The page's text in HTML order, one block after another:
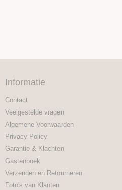
Informatie
Contact
Veelgestelde vragen
Algemene Voorwaarden
Privacy Policy
Garantie & Klachten
Gastenboek
Verzenden en Retourneren
Foto's van Klanten